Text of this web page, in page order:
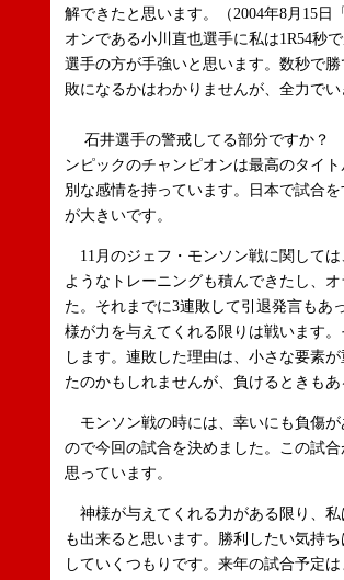
解できたと思います。（2004年8月15日
オンである小川直也選手に私は1R54秒
選手の方が手強いと思います。数秒で
敗になるかはわかりませんが、全力で
石井選手の警戒してる部分ですか？
ンピックのチャンピオンは最高のタイ
別な感情を持っています。日本で試合
が大きいです。
11月のジェフ・モンソン戦に関して
ようなトレーニングも積んできたし、
た。それまでに3連敗して引退発言もあ
様が力を与えてくれる限りは戦います
します。連敗した理由は、小さな要素
たのかもしれませんが、負けるときも
モンソン戦の時には、幸いにも負傷
ので今回の試合を決めました。この試
思っています。
神様が与えてくれる力がある限り、
も出来ると思います。勝利したい気持
していくつもりです。来年の試合予定